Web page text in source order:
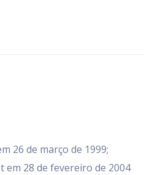
26 de março de 1999;
28 de fevereiro de 2004